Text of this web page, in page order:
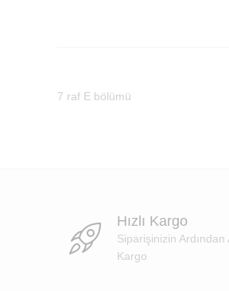
7 raf E bölümü
Hızlı Kargo
Siparişinizin Ardından
Kargo